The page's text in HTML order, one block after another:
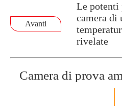
Avanti
Le potenti
camera di
rivelate
Camera di prova